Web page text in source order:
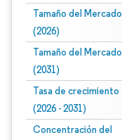
Tamaño del Mercado
(2026)
Tamaño del Mercado
(2031)
Tasa de crecimiento
(2026 - 2031)
Concentración del